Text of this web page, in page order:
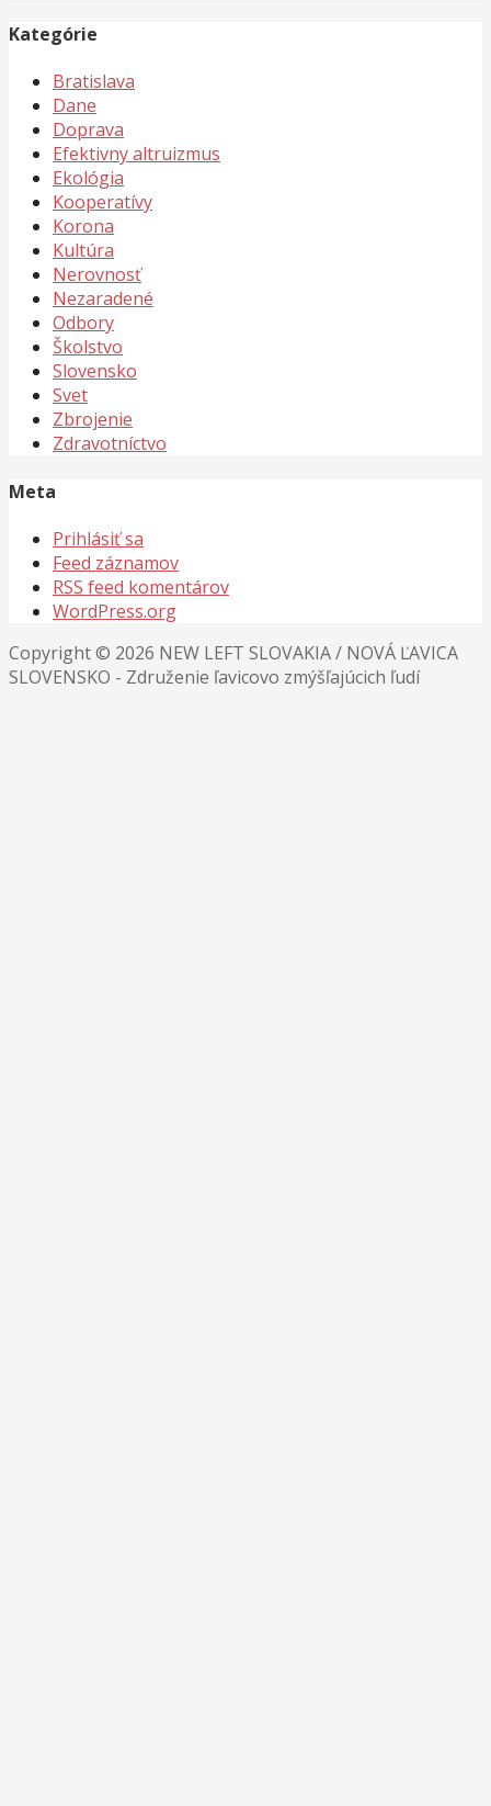
Kategórie
Bratislava
Dane
Doprava
Efektivny altruizmus
Ekológia
Kooperatívy
Korona
Kultúra
Nerovnosť
Nezaradené
Odbory
Školstvo
Slovensko
Svet
Zbrojenie
Zdravotníctvo
Meta
Prihlásiť sa
Feed záznamov
RSS feed komentárov
WordPress.org
Copyright © 2026 NEW LEFT SLOVAKIA / NOVÁ ĽAVICA
SLOVENSKO - Združenie ľavicovo zmýšľajúcich ľudí